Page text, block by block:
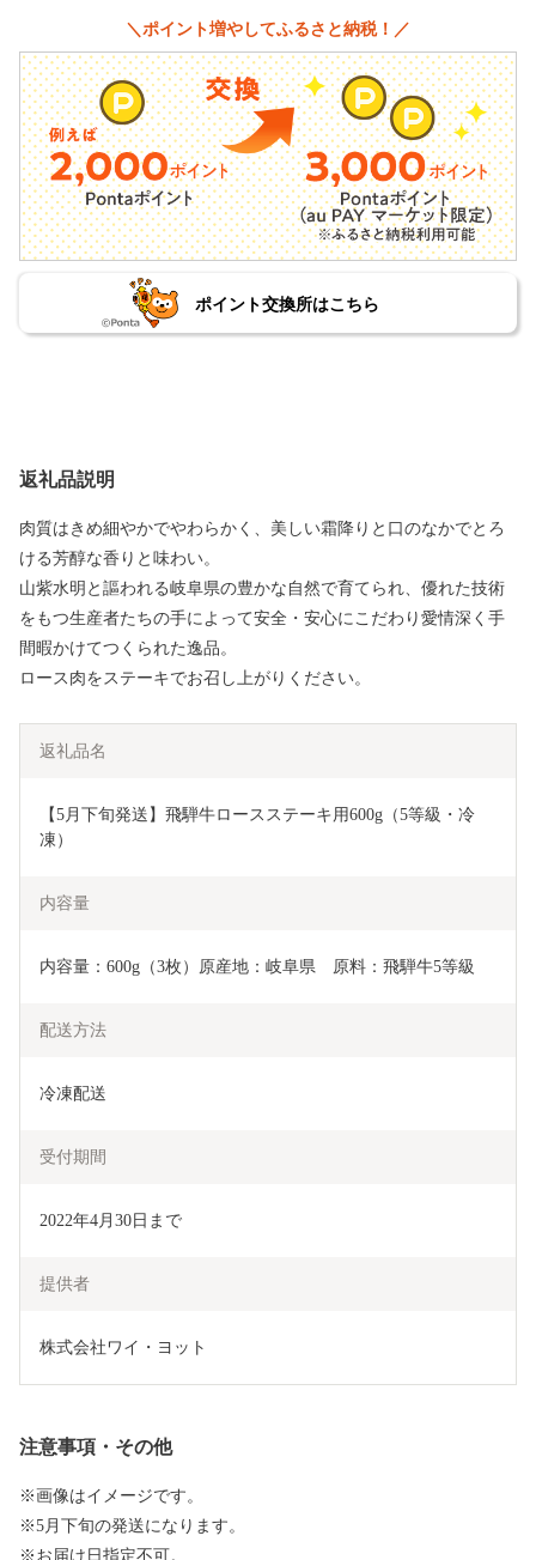
＼ポイント増やしてふるさと納税！／
ポイント交換所はこちら
返礼品説明
肉質はきめ細やかでやわらかく、美しい霜降りと口のなかでとろ
ける芳醇な香りと味わい。
山紫水明と謳われる岐阜県の豊かな自然で育てられ、優れた技術
をもつ生産者たちの手によって安全・安心にこだわり愛情深く手
間暇かけてつくられた逸品。
ロース肉をステーキでお召し上がりください。
返礼品名
【5月下旬発送】飛騨牛ロースステーキ用600g（5等級・冷
凍）
内容量
内容量：600g（3枚）原産地：岐阜県　原料：飛騨牛5等級
配送方法
冷凍配送
受付期間
2022年4月30日まで
提供者
株式会社ワイ・ヨット
注意事項・その他
※画像はイメージです。
※5月下旬の発送になります。
※お届け日指定不可。